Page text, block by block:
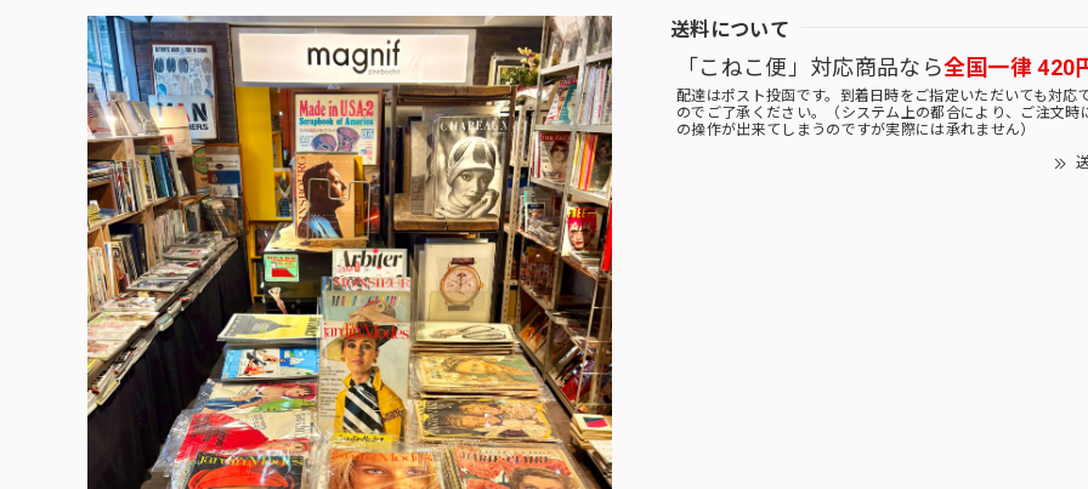
送料について
「こねこ便」対応商品なら全国一律 420
配達はポスト投函です。到着日時をご指定いただいても対応
のでご了承ください。（システム上の都合により、ご注文時
の操作が出来てしまうのですが実際には承れません）